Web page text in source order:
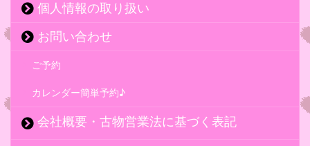
個人情報の取り扱い
お問い合わせ
ご予約
カレンダー簡単予約♪
会社概要・古物営業法に基づく表記